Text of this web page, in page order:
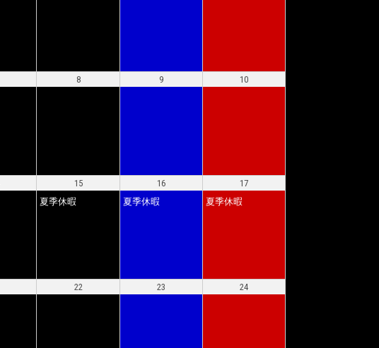
8 9 10
15
夏季休暇
16
夏季休暇
17
夏季休暇
22 23 24